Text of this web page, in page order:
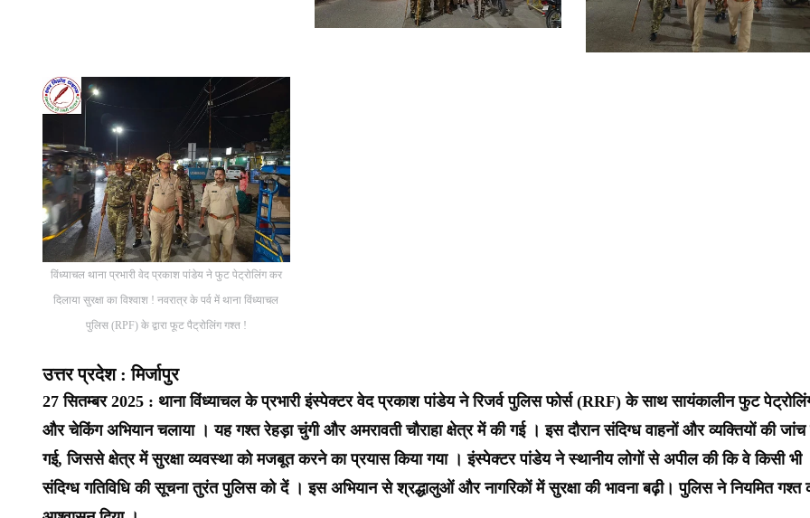
विंध्याचल थाना प्रभारी वेद प्रकाश पांडेय ने फुट पेट्रोलिंग कर
दिलाया सुरक्षा का विश्वाश ! नवरात्र के पर्व में थाना विंध्याचल
पुलिस (RPF) के द्वारा फूट पैट्रोलिंग गश्त !
उत्तर प्रदेश : मिर्जापुर
27 सितम्बर 2025 : थाना विंध्याचल के प्रभारी इंस्पेक्टर वेद प्रकाश पांडेय ने रिजर्व पुलिस फोर्स (RRF) के साथ सायंकालीन फुट
और चेकिंग अभियान चलाया । यह गश्त रेहड़ा चुंगी और अमरावती चौराहा क्षेत्र में की गई । इस दौरान संदिग्ध वाहनों और व्यक्तियों की जांच
गई, जिससे क्षेत्र में सुरक्षा व्यवस्था को मजबूत करने का प्रयास किया गया । इंस्पेक्टर पांडेय ने स्थानीय लोगों से अपील की कि वे किसी भी
संदिग्ध गतिविधि की सूचना तुरंत पुलिस को दें । इस अभियान से श्रद्धालुओं और नागरिकों में सुरक्षा की भावना बढ़ी। पुलिस ने नियमित गश्त